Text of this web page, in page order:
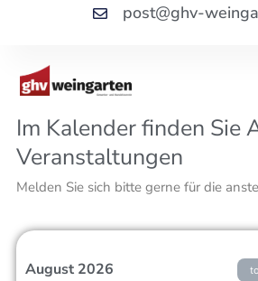
post@ghv-
Im Kalender finden Sie
Veranstaltungen
Melden Sie sich bitte gerne für die
August 2026